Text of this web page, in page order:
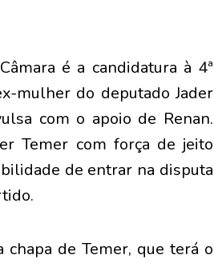
é a candidatura à 4ª
mulher do deputado Jader
com o apoio de Renan.
Temer com força de jeito
de entrar na disputa
de Temer, que terá o